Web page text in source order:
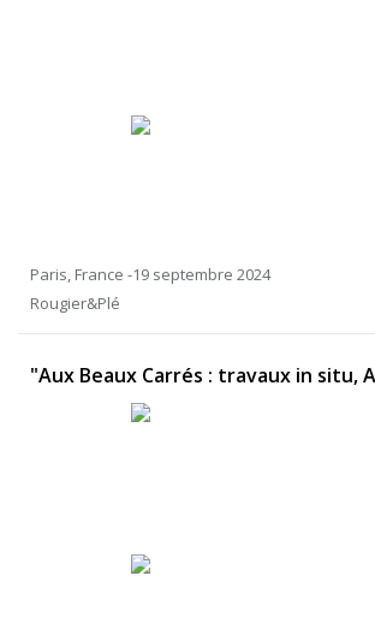
Paris, France -19 septembre 2024
Rougier&Plé
"Aux Beaux Carrés : travaux in situ,